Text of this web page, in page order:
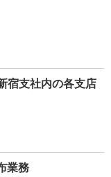
宿支社内の各支店
業務